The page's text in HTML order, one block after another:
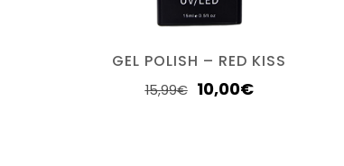
GEL POLISH – RED KISS
15,99€ 10,00€